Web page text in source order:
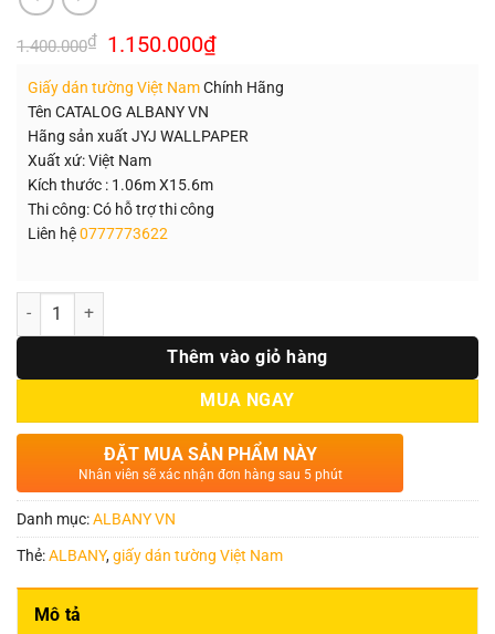
1.400.000₫ Giá
gốc
1.400.000₫.
1.150.000₫Giá
hiện
là:
Giấy dán tường Việt NamChính Hãng
Tên CATALOG ALBANY VN
Hãng sản xuất JYJ WALLPAPER
Xuất xứ: Việt Nam
Kích thước : 1.06m X15.6m
Thi công: Có hỗ trợ thi công
Liên hệ0777773622
Số lượng
Thêm vào giỏ hàng
MUA NGAY
ĐẶT MUA SẢN PHẨM NÀY
Nhân viên sẽ xác nhận đơn hàng sau 5 phút
Danh mục:ALBANY VN
Thẻ:ALBANY,giấy dán tường Việt Nam
Mô tả